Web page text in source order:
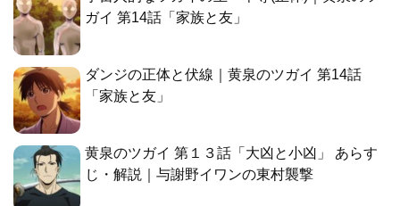
ガイ 第14話「家族と友」
ダンジの正体と伏線｜黄泉のツガイ 第14話
「家族と友」
黄泉のツガイ 第１３話「大凶と小凶」 あらす
じ・解説｜与謝野イワンの東村襲撃